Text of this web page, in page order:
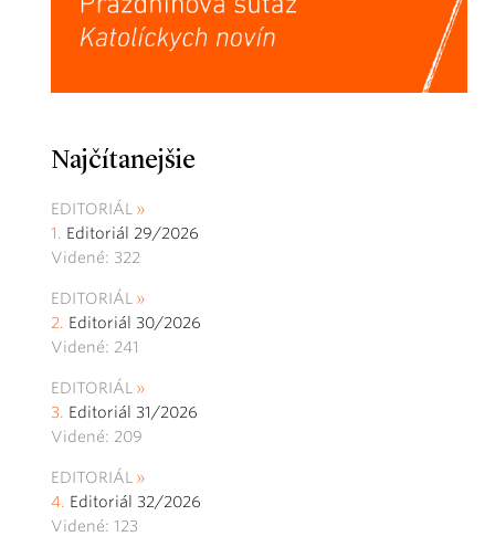
Najčítanejšie
EDITORIÁL
Editoriál 29/2026
Videné: 322
EDITORIÁL
Editoriál 30/2026
Videné: 241
EDITORIÁL
Editoriál 31/2026
Videné: 209
EDITORIÁL
Editoriál 32/2026
Videné: 123